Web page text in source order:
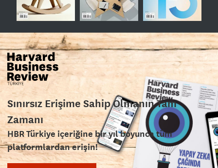
Sınırsız Erişime Sahip Olmanın Tam
Zamanı
HBR Türkiye içeriğine bir yıl boyunca tüm
platformlardan erişin!